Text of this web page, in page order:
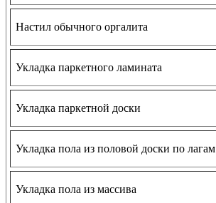
Настил обычного оргалита
Укладка паркетного ламината
Укладка паркетной доски
Укладка пола из половой доски по лагам
Укладка пола из массива